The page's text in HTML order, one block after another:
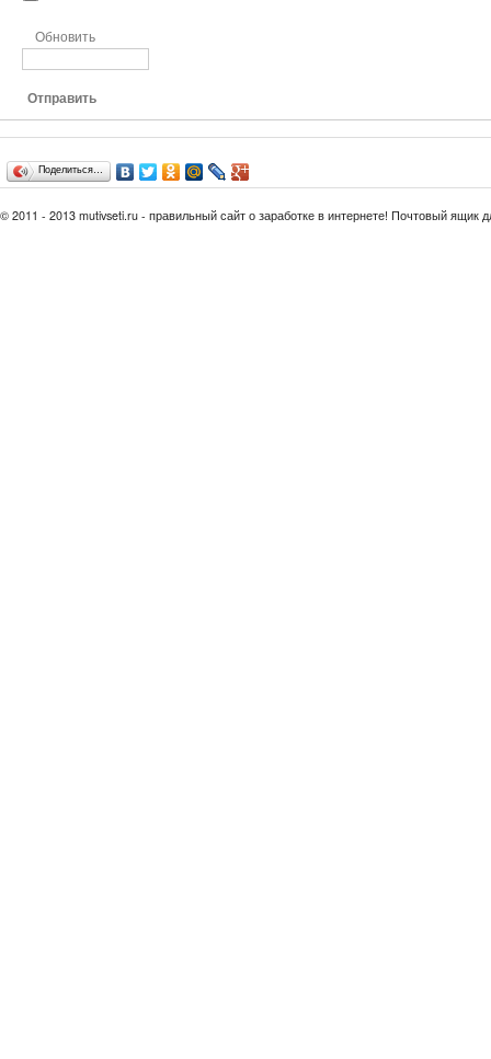
Обновить
Отправить
Поделиться…
© 2011 - 2013 mutivseti.ru - правильный сайт о заработке в интернете! Почтовый ящик